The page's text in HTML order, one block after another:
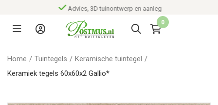
Advies, 3D tuinontwerp en aanleg
0
Home / Tuintegels / Keramische tuintegel /
Keramiek tegels 60x60x2 Gallio*